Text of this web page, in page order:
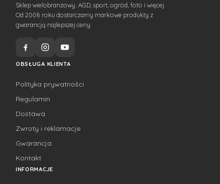
Sklep wielobranżowy. AGD, sport, ogród, foto i więcej.
Od 2008 roku dostarczamy markowe produkty z
gwarancją najlepszej ceny.
OBSŁUGA KLIENTA
Polityka prywatności
Regulamin
Dostawa
Zwroty i reklamacje
Gwarancja
Kontakt
INFORMACJE